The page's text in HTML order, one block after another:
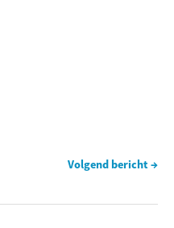
Volgend bericht →